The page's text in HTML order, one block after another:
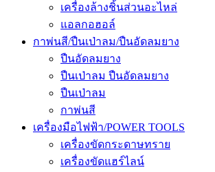
เครื่องล้างชิ้นส่วนอะไหล่
แอลกอฮอล์
กาพ่นสี/ปืนเป่าลม/ปืนอัดลมยาง
ปืนอัดลมยาง
ปืนเป่าลม ปืนอัดลมยาง
ปืนเป่าลม
กาพ่นสี
เครื่องมือไฟฟ้า/POWER TOOLS
เครื่องขัดกระดาษทราย
เครื่องขัดแฮร์ไลน์